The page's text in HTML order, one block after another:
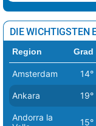
DIE WICHTIGSTEN
Region Grad
Amsterdam 14°
Ankara 19°
Andorra la
15°